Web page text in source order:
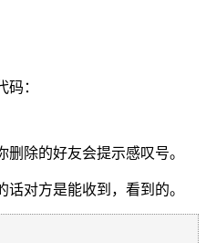
：
除的好友会提示感叹号。
对方是能收到，看到的。